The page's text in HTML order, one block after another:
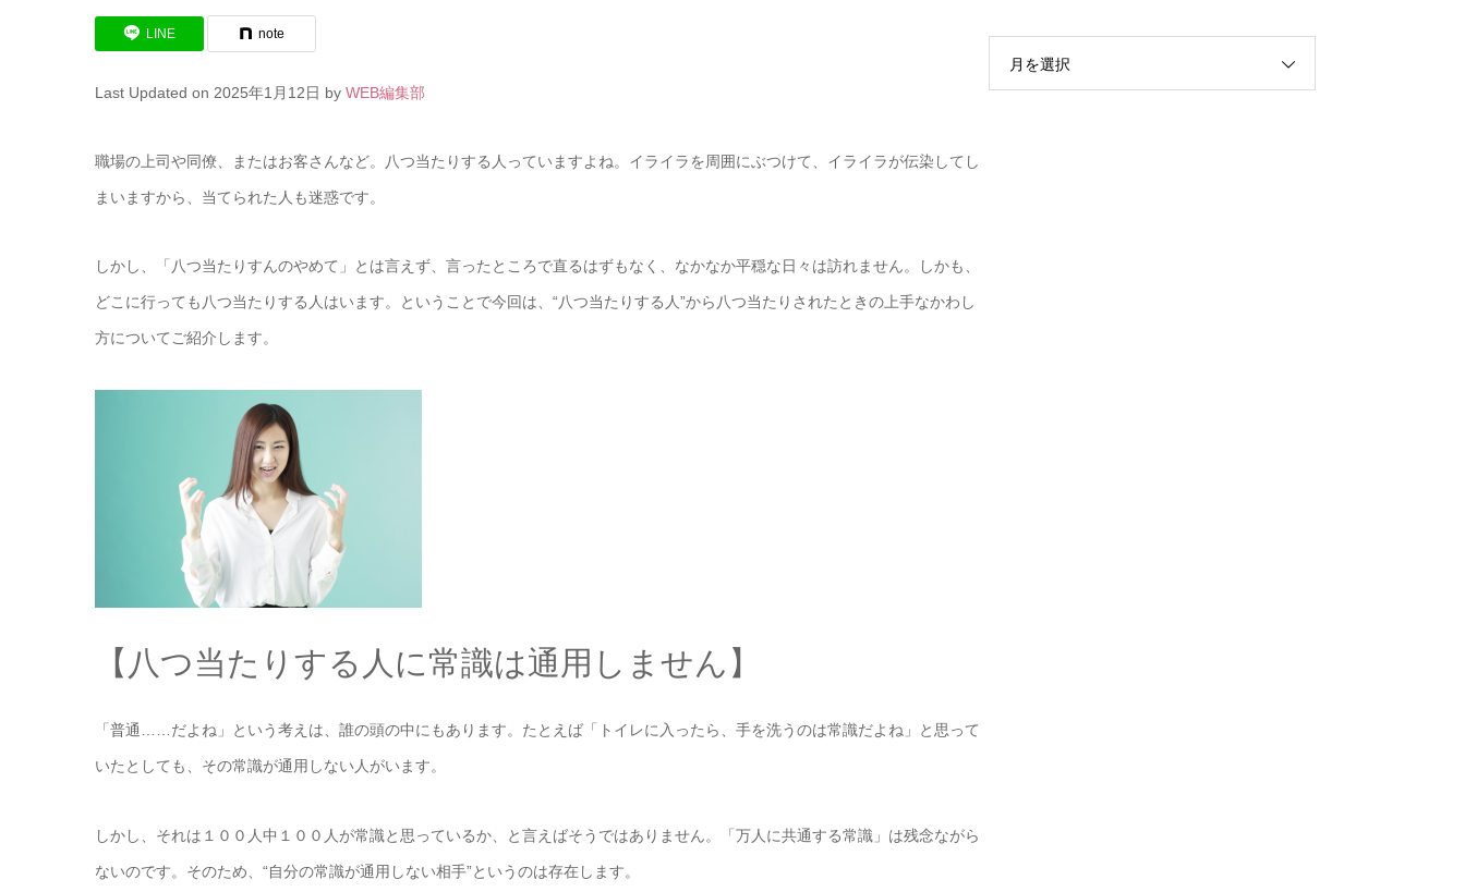
LINE note
Last Updated on 2025年1月12日 by WEB編集部
職場の上司や同僚、またはお客さんなど。八つ当たりする人っていますよね。イライラを周囲にぶつけて、イライラが伝染してし
まいますから、当てられた人も迷惑です。
しかし、「八つ当たりすんのやめて」とは言えず、言ったところで直るはずもなく、なかなか平穏な日々は訪れません。しかも、
どこに行っても八つ当たりする人はいます。ということで今回は、“八つ当たりする人”から八つ当たりされたときの上手なかわし
方についてご紹介します。
【八つ当たりする人に常識は通用しません】
「普通……だよね」という考えは、誰の頭の中にもあります。たとえば「トイレに入ったら、手を洗うのは常識だよね」と思って
いたとしても、その常識が通用しない人がいます。
しかし、それは１００人中１００人が常識と思っているか、と言えばそうではありません。「万人に共通する常識」は残念ながら
ないのです。そのため、“自分の常識が通用しない相手”というのは存在します。
月を選択